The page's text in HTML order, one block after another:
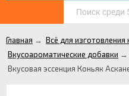
Главная → Всё для изготовления
Вкусоароматические добавки →
Вкусовая эссенция Коньяк